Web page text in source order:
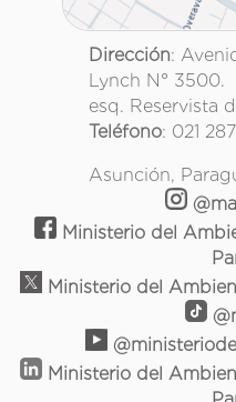
Dirección:
Lynch N° 3500.
esq. Reservista
Teléfono: 021
Asunción,
Ministerio del
Ministerio del
Ministerio del